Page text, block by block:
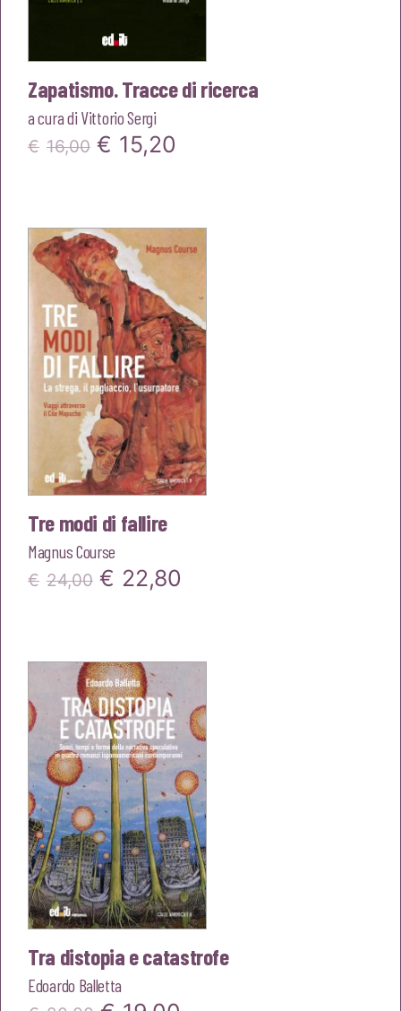
Zapatismo. Tracce di ricerca
a cura di Vittorio Sergi
€ 16,00 Il
era:
€16,00.
€ 15,20
è:
Tre modi di fallire
Magnus Course
€ 24,00 Il
era:
€24,00.
€ 22,80
è:
€22,80.
Tra distopia e catastrofe
Edoardo Balletta